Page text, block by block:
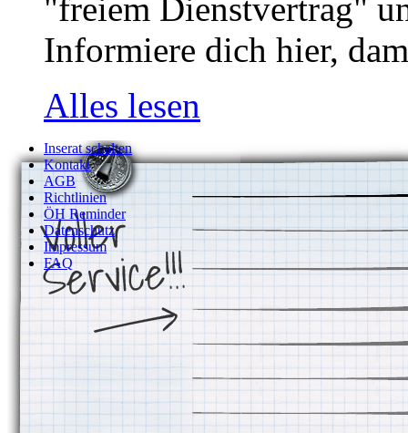
"freiem Dienstvertrag"
Informiere dich hier,
Alles lesen
Inserat schalten
Kontakt
AGB
Richtlinien
ÖH Reminder
Datenschutz
Impressum
FAQ